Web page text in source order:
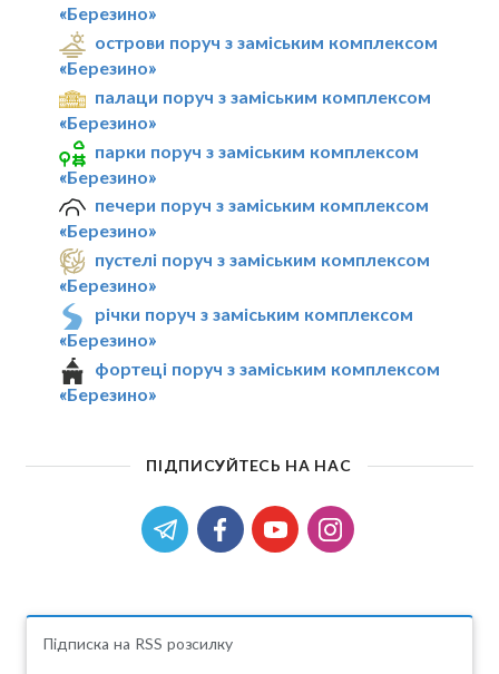
«Березино»
острови поруч з заміським комплексом
«Березино»
палаци поруч з заміським комплексом
«Березино»
парки поруч з заміським комплексом
«Березино»
печери поруч з заміським комплексом
«Березино»
пустелі поруч з заміським комплексом
«Березино»
річки поруч з заміським комплексом
«Березино»
фортеці поруч з заміським комплексом
«Березино»
ПІДПИСУЙТЕСЬ НА НАС
Підписка на RSS розсилку